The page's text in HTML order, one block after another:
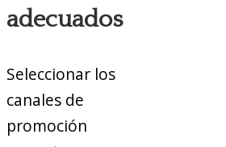
adecuados
Seleccionar los
canales de
promoción